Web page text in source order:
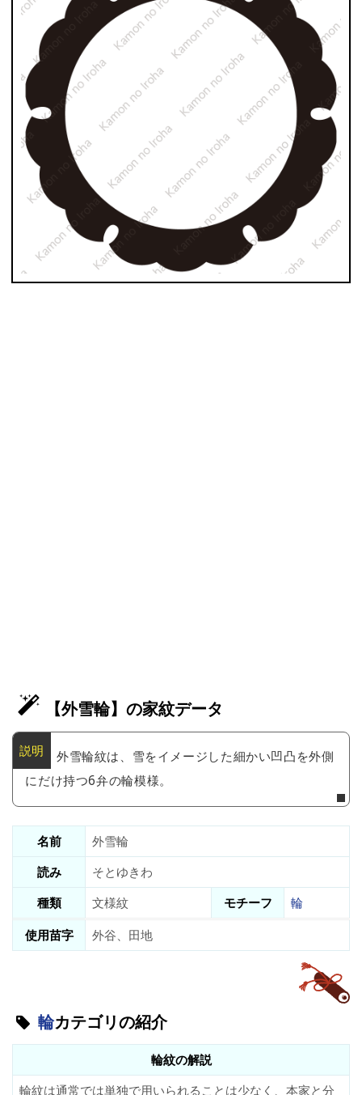
【外雪輪】の家紋データ
外雪輪紋は、雪をイメージした細かい凹凸を外側
にだけ持つ6弁の輪模様。
名前
外雪輪
読み
そとゆきわ
種類
文様紋 モチーフ
輪
使用苗字
外谷、田地
輪カテゴリの紹介
輪紋の解説
輪紋は通常では単独で用いられることは少なく、本家と分